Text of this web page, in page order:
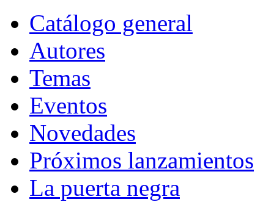
Catálogo general
Autores
Temas
Eventos
Novedades
Próximos lanzamientos
La puerta negra